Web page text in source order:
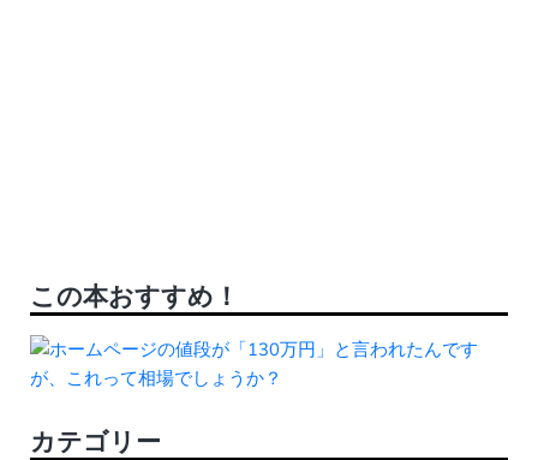
この本おすすめ！
カテゴリー